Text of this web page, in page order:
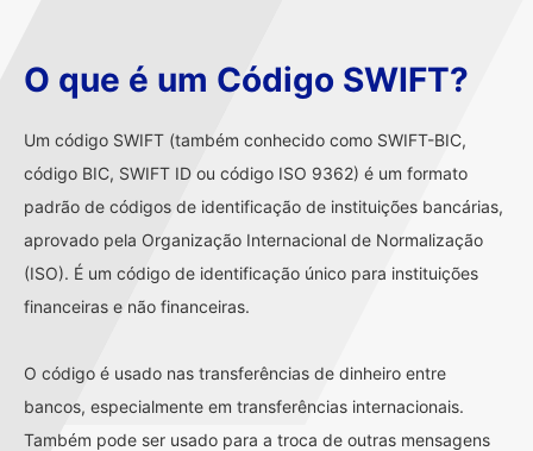
O que é um Código SWIFT?
Um código SWIFT (também conhecido como SWIFT-BIC,
código BIC, SWIFT ID ou código ISO 9362) é um formato
padrão de códigos de identificação de instituições bancárias,
aprovado pela Organização Internacional de Normalização
(ISO). É um código de identificação único para instituições
financeiras e não financeiras.
O código é usado nas transferências de dinheiro entre
bancos, especialmente em transferências internacionais.
Também pode ser usado para a troca de outras mensagens